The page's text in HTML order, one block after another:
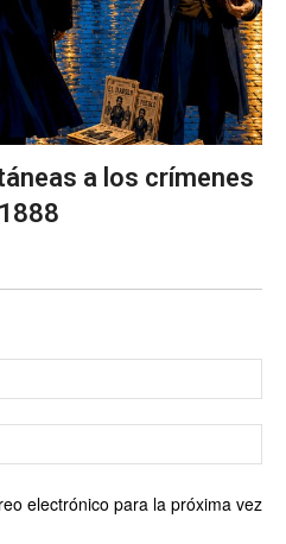
a los crímenes
electrónico para la próxima vez